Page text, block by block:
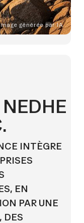
Image générée par IA
INTÈGRE
EN
PAR UNE
DES